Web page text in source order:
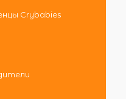
Crybabies